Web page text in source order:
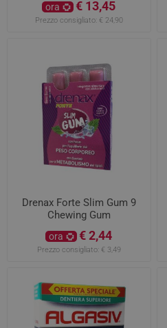
ora € 13,45
Prezzo consigliato: € 24,90
Drenax Forte Slim Gum 9
Chewing Gum
ora € 2,44
Prezzo consigliato: € 3,49